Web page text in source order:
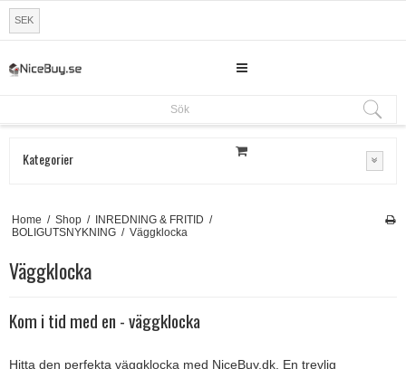
SEK
Sök
Kategorier
Home / Shop / INREDNING & FRITID /
BOLIGUTSNYKNING / Väggklocka
Väggklocka
Kom i tid med en - väggklocka
Hitta den perfekta väggklocka med NiceBuy.dk. En trevlig